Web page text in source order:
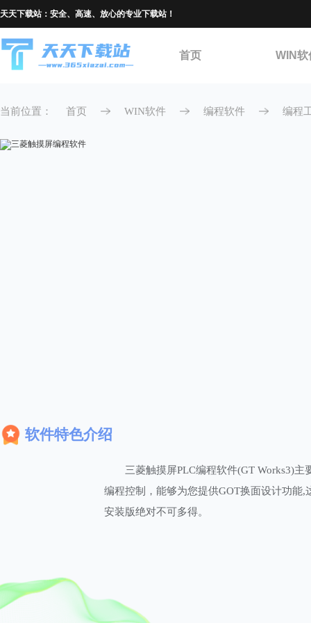
天天下载站：安全、高速、放心的专业下载站！
首页 WIN软
当前位置： 首页 WIN软件 编程软件 编程
软件特色介绍
三菱触摸屏PLC编程软件(GT Works3)
编程控制，能够为您提供GOT换面设计功能,
安装版绝对不可多得。